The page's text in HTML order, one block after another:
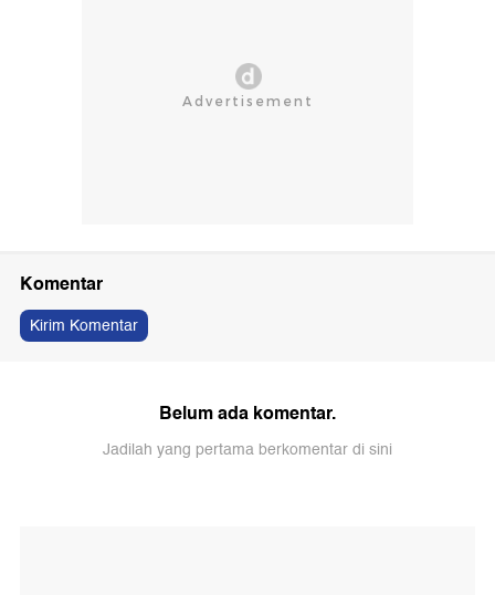
Komentar
Kirim Komentar
Belum ada komentar.
Jadilah yang pertama berkomentar di sini